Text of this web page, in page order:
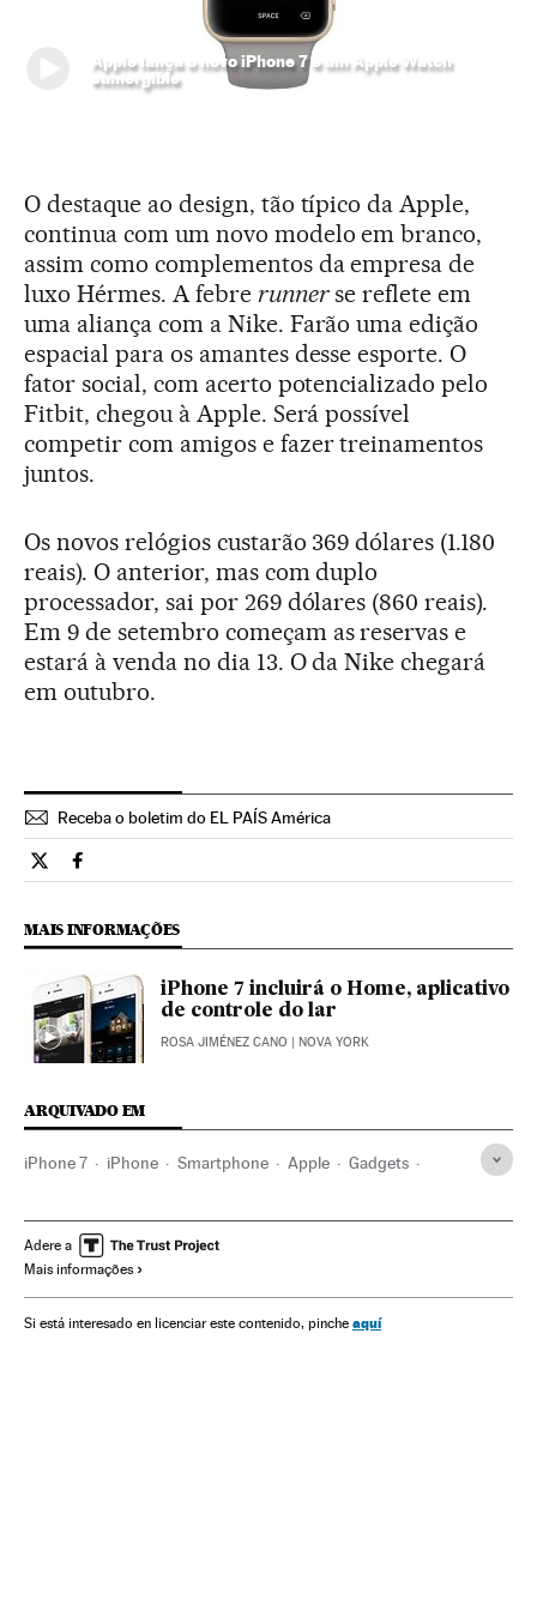
Apple lança o novo iPhone 7 e um Apple Watch
sumergible
O destaque ao design, tão típico da Apple,
continua com um novo modelo em branco,
assim como complementos da empresa de
luxo Hérmes. A febre runnerse reflete em
uma aliança com a Nike. Farão uma edição
espacial para os amantes desse esporte. O
fator social, com acerto potencializado pelo
Fitbit, chegou à Apple. Será possível
competir com amigos e fazer treinamentos
juntos.
Os novos relógios custarão 369 dólares (1.180
reais). O anterior, mas com duplo
processador, sai por 269 dólares (860 reais).
Em 9 de setembro começam as reservas e
estará à venda no dia 13. O da Nike chegará
em outubro.
Receba o boletim do EL PAÍS América
Tecnologia El País Brasil en Twitter
Tecnologia El País Brasil en Facebook
MAIS INFORMAÇÕES
iPhone 7 incluirá o Home, aplicativo
de controle do lar
ROSA JIMÉNEZ CANO | NOVA YORK
ARQUIVADO EM
iPhone 7 iPhone Smartphone Apple Gadgets
Telefonia Mobilidade Economia
Telecomunicações
Adere a
Mais informações
Si está interesado en licenciar este contenido, pinche aquí